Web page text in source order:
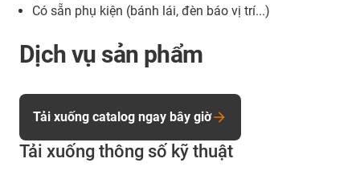
Có sẵn phụ kiện (bánh lái, đèn báo vị trí...)
Dịch vụ sản phẩm
Tải xuống thông số kỹ thuật
Tải xuống catalog ngay bây giờ